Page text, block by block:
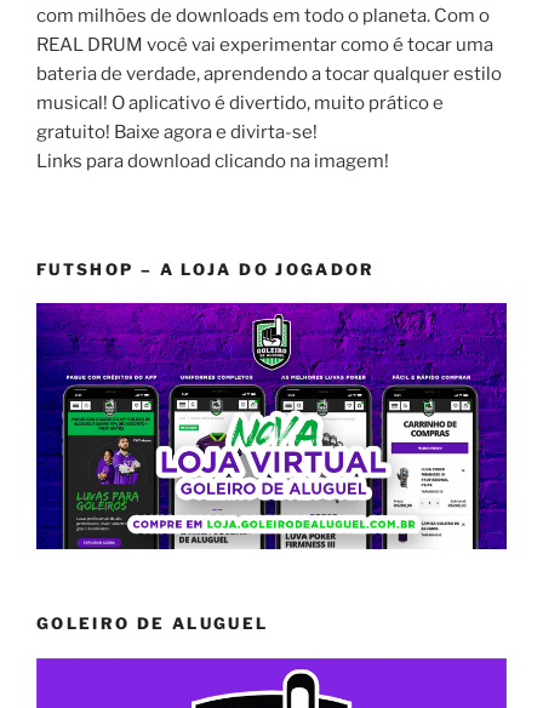
com milhões de downloads em todo o planeta. Com o
REAL DRUM você vai experimentar como é tocar uma
bateria de verdade, aprendendo a tocar qualquer estilo
musical! O aplicativo é divertido, muito prático e
gratuito! Baixe agora e divirta-se!
Links para download clicando na imagem!
FUTSHOP – A LOJA DO JOGADOR
GOLEIRO DE ALUGUEL